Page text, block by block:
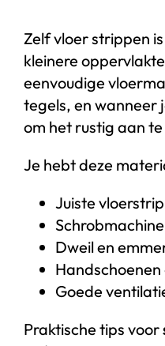
Zelf vloer strippen
kleinere
eenvoudige
tegels, en wanneer
om het rustig aan
Je hebt deze
Juiste
Dweil en
Goede
Praktische tips voor